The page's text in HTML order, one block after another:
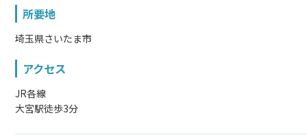
所要地
埼玉県さいたま市
アクセス
JR各線
大宮駅徒歩3分